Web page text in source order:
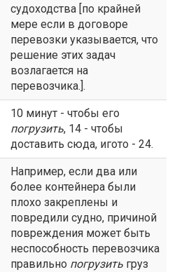
судоходства [по крайней
мере если в договоре
перевозки указывается, что
решение этих задач
возлагается на
перевозчика.].
10 минут - чтобы его
погрузить, 14 - чтобы
доставить сюда, игото - 24.
Например, если два или
более контейнера были
плохо закреплены и
повредили судно, причиной
повреждения может быть
неспособность перевозчика
правильно погрузить груз